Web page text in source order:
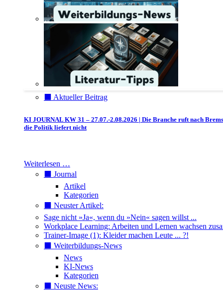
⬛️ Aktueller Beitrag
KI JOURNAL KW 31 – 27.07.-2.08.2026 | Die Branche ruft nach
die Politik liefert nicht
Weiterlesen …
⬛️ Journal
Artikel
Kategorien
⬛️ Neuster Artikel:
Sage nicht »Ja«, wenn du »Nein« sagen willst ...
Workplace Learning: Arbeiten und Lernen wachsen
Trainer-Image (1): Kleider machen Leute ... ?!
⬛️ Weiterbildungs-News
News
KI-News
Kategorien
⬛️ Neuste News: